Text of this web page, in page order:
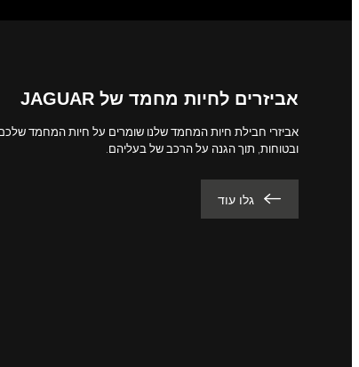
אביזרים לחיות מחמד של JAGUAR
אביזרי חבילת חיות המחמד שלנו שומרים על חיות המחמד
ובטוחות, תוך הגנה על הרכב של בעליהם.
גלו עוד